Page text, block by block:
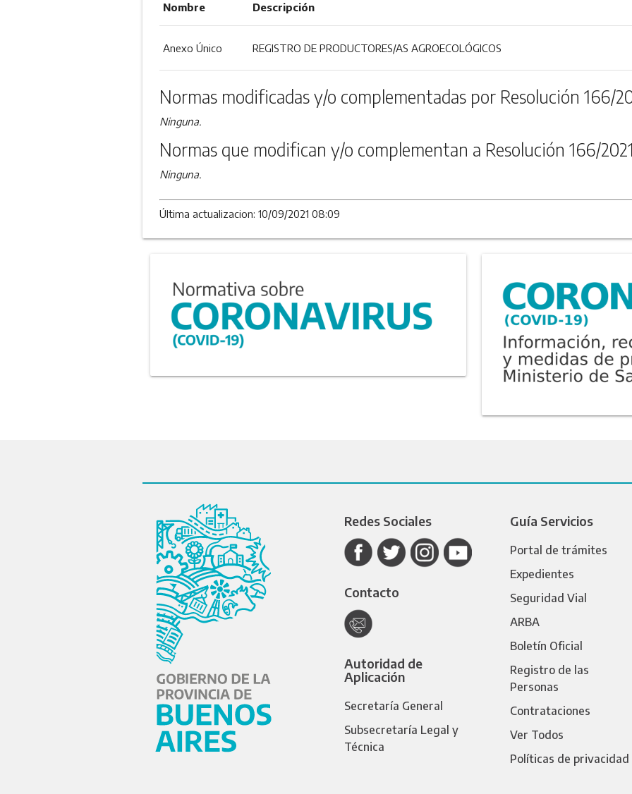
Nombre Descripción
Anexo Único REGISTRO DE PRODUCTORES/AS AGROECOLÓGICOS
Normas modificadas y/o complementadas por Resolución 166/
Ninguna.
Normas que modifican y/o complementan a Resolución 166/2021
Ninguna.
Última actualizacion: 10/09/2021 08:09
Redes Sociales
Contacto
Autoridad de
Aplicación
Secretaría General
Subsecretaría Legal y
Técnica
Guía Servicios
Portal de trámites
Expedientes
Seguridad Vial
ARBA
Boletín Oficial
Registro de las
Personas
Contrataciones
Ver Todos
Políticas de privacidad